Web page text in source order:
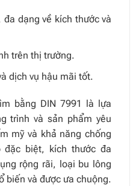
dạng về kích thước và
trên thị trường.
dịch vụ hậu mãi tốt.
bằng DIN 7991 là lựa
trình và sản phẩm yêu
mỹ và khả năng chống
biệt, kích thước đa
rộng rãi, loại bu lông
biến và được ưa chuộng.